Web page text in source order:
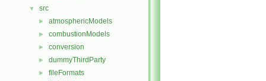
▼ src
► atmosphericModels
► combustionModels
► conversion
► dummyThirdParty
► fileFormats